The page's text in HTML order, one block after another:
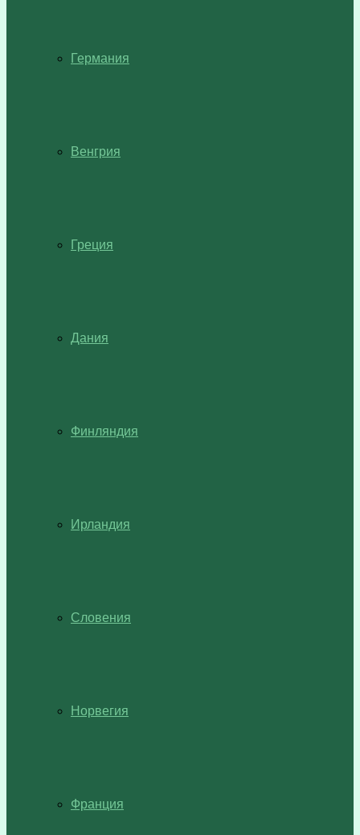
Германия
Венгрия
Греция
Дания
Финляндия
Ирландия
Словения
Норвегия
Франция